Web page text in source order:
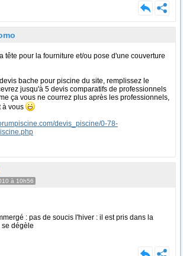
tête pour la fourniture et/ou pose d'une couverture
bache pour piscine du site, remplissez le
jusqu'à 5 devis comparatifs de professionnels
ça vous ne courrez plus après les professionnels,
à vous
devis_piscine/0-78-
à 10h56
: pas de soucis l'hiver : il est pris dans la
se dégèle